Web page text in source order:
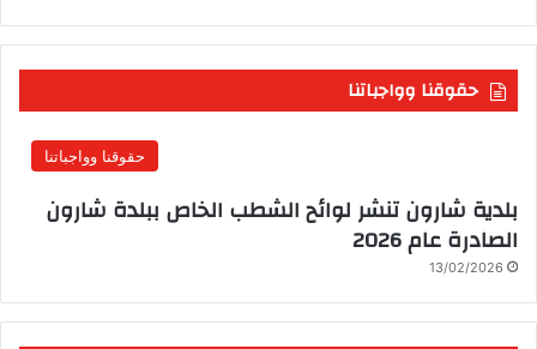
حقوقنا وواجباتنا
حقوقنا وواجباتنا
بلدية شارون تنشر لوائح الشطب الخاص ببلدة شارون
الصادرة عام 2026
13/02/2026